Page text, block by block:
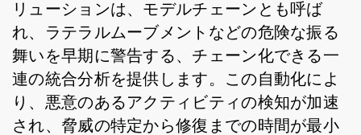
リューションは、モデルチェーンとも呼ば
れ、ラテラルムーブメントなどの危険な振る
舞いを早期に警告する、チェーン化できる一
連の統合分析を提供します。この自動化によ
り、悪意のあるアクティビティの検知が加速
され、脅威の特定から修復までの時間が最小